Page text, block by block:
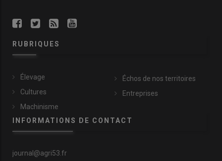
RUBRIQUES
Élevage
Cultures
Machinisme
Échos de nos territoires
Entreprises
INFORMATIONS DE CONTACT
journal@agri53.fr